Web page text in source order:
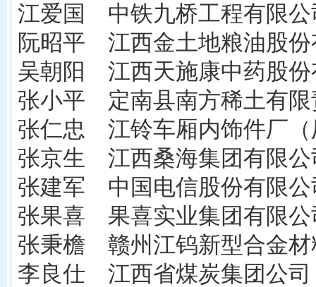
江爱国 中铁九桥工程有限公
阮昭平 江西金土地粮油股份
吴朝阳 江西天施康中药股份
张小平 定南县南方稀土有限
张仁忠 江铃车厢内饰件厂
张京生 江西桑海集团有限公
张建军 中国电信股份有限公
张果喜 果喜实业集团有限公
张秉檐 赣州江钨新型合金材
李良仕 江西省煤炭集团公司